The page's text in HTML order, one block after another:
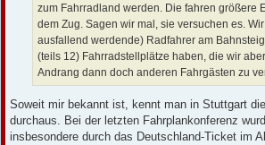
zum Fahrradland werden. Die fahren größere
dem Zug. Sagen wir mal, sie versuchen es.
ausfallend werdende) Radfahrer am
(teils 12) Fahrradstellplätze haben, die wir
Andrang dann doch anderen Fahrgästen zu
Soweit mir bekannt ist, kennt man in Stuttgart
durchaus. Bei der letzten Fahrplankonferenz
insbesondere durch das Deutschland-Ticket im